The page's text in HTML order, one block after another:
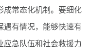
成常态化机制。要细化
遇有情况，能够快速有
应急队伍和社会救援力